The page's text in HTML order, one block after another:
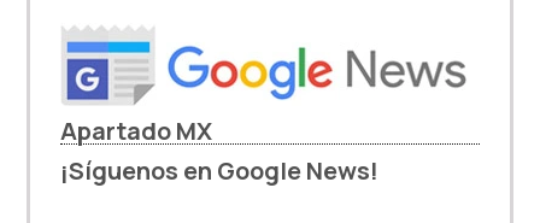
Apartado MX
¡Síguenos en Google News!